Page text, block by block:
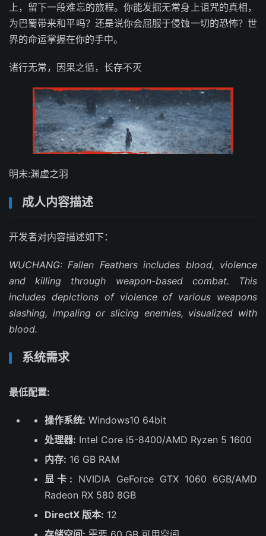
上，留下一段难忘的旅程。你能发掘无常身上诅咒的真相，
为巴蜀带来和平吗？还是说你会屈服于侵蚀一切的恐怖？世
界的命运掌握在你的手中。
诸行无常，因果之循，长存不灭
明末:渊虚之羽
成人内容描述
开发者对内容描述如下：
WUCHANG: Fallen Feathers includes blood, violence
and killing through weapon-based combat. This
includes depictions of violence of various weapons
slashing, impaling or slicing enemies, visualized with
blood.
系统需求
最低配置:
操作系统: Windows10 64bit
处理器: Intel Core i5-8400/AMD Ryzen 5 1600
内存: 16 GB RAM
显卡: NVIDIA GeForce GTX 1060 6GB/AMD
Radeon RX 580 8GB
DirectX 版本: 12